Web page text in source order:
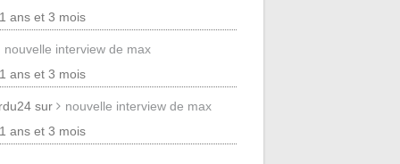
ans et 3 mois
nouvelle interview de max
ans et 3 mois
sur
nouvelle interview de max
ans et 3 mois